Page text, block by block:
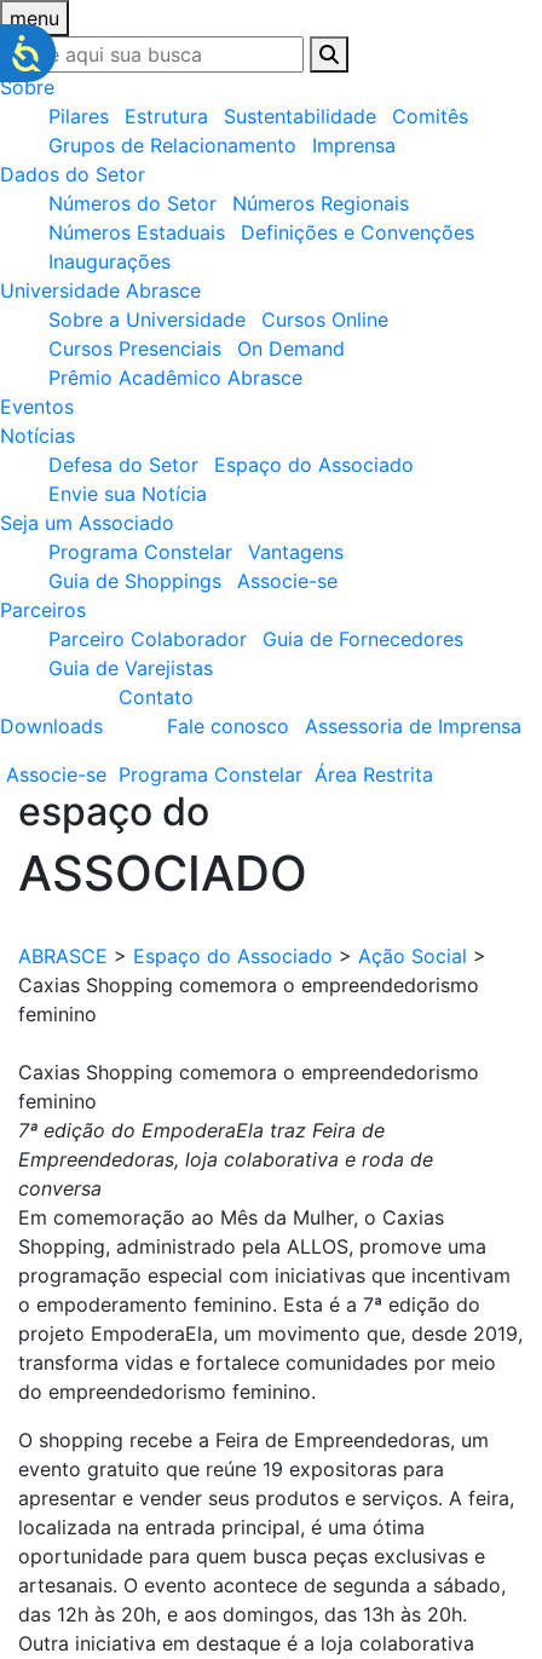
menu
Sobre
Pilares
Estrutura Sustentabilidade
Comitês
Grupos de Relacionamento
Imprensa
Dados do Setor
Números do Setor
Números Regionais
Números Estaduais
Definições e Convenções
Inaugurações
Universidade Abrasce
Sobre a Universidade
Cursos Online
Cursos Presenciais
On Demand
Prêmio Acadêmico Abrasce
Eventos
Notícias
Defesa do Setor
Espaço do Associado
Envie sua Notícia
Seja um Associado
Programa Constelar
Vantagens
Guia de Shoppings
Associe-se
Parceiros
Parceiro Colaborador
Guia de Fornecedores
Guia de Varejistas
Downloads
Contato
Fale conosco
Assessoria de Imprensa
Associe-se Programa Constelar Área Restrita
espaço do
ASSOCIADO
ABRASCE > Espaço do Associado > Ação Social >
Caxias Shopping comemora o empreendedorismo
feminino
Caxias Shopping comemora o empreendedorismo
feminino
7ª edição do EmpoderaEla traz Feira de
Empreendedoras, loja colaborativa e roda de
conversa
Em comemoração ao Mês da Mulher, o Caxias
Shopping, administrado pela ALLOS, promove uma
programação especial com iniciativas que incentivam
o empoderamento feminino. Esta é a 7ª edição do
projeto EmpoderaEla, um movimento que, desde 2019,
transforma vidas e fortalece comunidades por meio
do empreendedorismo feminino.
O shopping recebe a Feira de Empreendedoras, um
evento gratuito que reúne 19 expositoras para
apresentar e vender seus produtos e serviços. A feira,
localizada na entrada principal, é uma ótima
oportunidade para quem busca peças exclusivas e
artesanais. O evento acontece de segunda a sábado,
das 12h às 20h, e aos domingos, das 13h às 20h.
Outra iniciativa em destaque é a loja colaborativa